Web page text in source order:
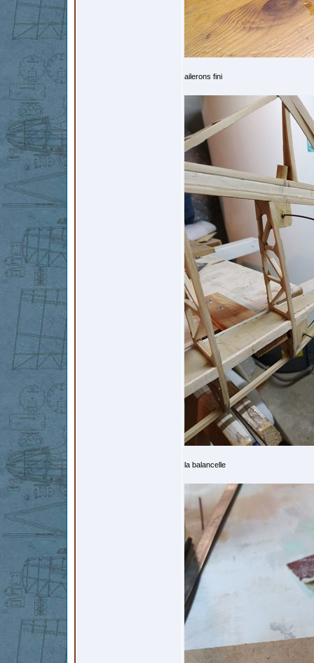
ailerons fini
la balancelle